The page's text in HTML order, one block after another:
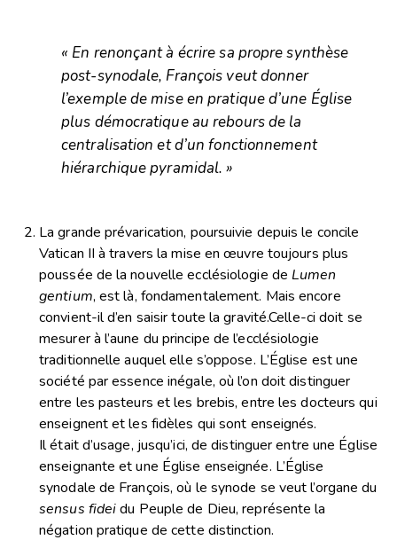
« En renonçant à écrire sa propre synthèse
post-synodale, François veut donner
l’exemple de mise en pratique d’une Église
plus démocratique au rebours de la
centralisation et d’un fonctionnement
hiérarchique pyramidal. »
La grande prévarication, poursuivie depuis le concile
Vatican II à travers la mise en œuvre toujours plus
poussée de la nouvelle ecclésiologie de Lumen
gentium, est là, fondamentalement. Mais encore
convient-il d’en saisir toute la gravité.Celle-ci doit se
mesurer à l’aune du principe de l’ecclésiologie
traditionnelle auquel elle s’oppose. L’Église est une
société par essence inégale, où l’on doit distinguer
entre les pasteurs et les brebis, entre les docteurs qui
enseignent et les fidèles qui sont enseignés.
Il était d’usage, jusqu’ici, de distinguer entre une Église
enseignante et une Église enseignée. L’Église
synodale de François, où le synode se veut l’organe du
sensus fideidu Peuple de Dieu, représente la
négation pratique de cette distinction.